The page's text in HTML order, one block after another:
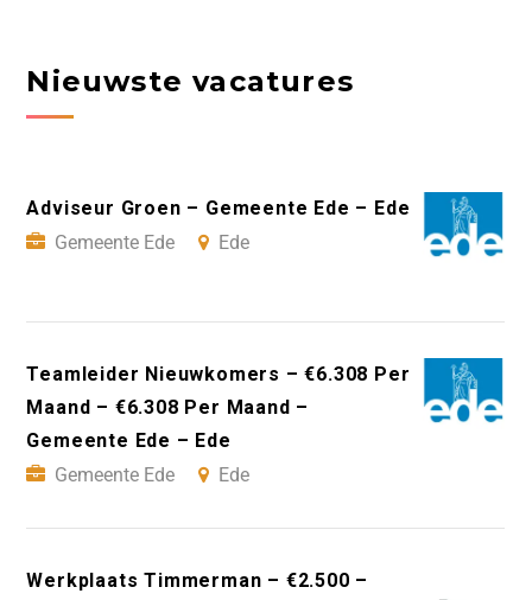
Nieuwste vacatures
Adviseur Groen – Gemeente Ede – Ede
Gemeente Ede
Ede
Teamleider Nieuwkomers – €6.308 Per
Maand – €6.308 Per Maand –
Gemeente Ede – Ede
Gemeente Ede
Ede
Werkplaats Timmerman – €2.500 –